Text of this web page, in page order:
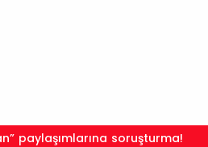
paylaşımlarına soruşturma!